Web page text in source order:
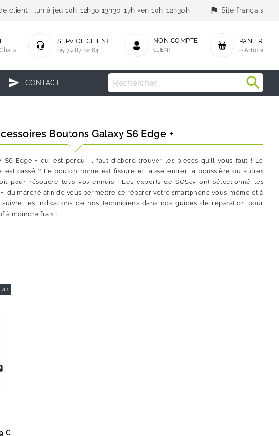
client : lun à jeu 10h-12h30 13h30-17h ven 10h-12h30h flag Site français
PANIER
0 Article
MON COMPTE
CLIENT
SERVICE CLIENT
05 79 87 02 64
send CONTACT
Boutons Galaxy S6 Edge +
S6 Edge + qui est perdu, il faut d'abord trouver les pièces qu'il vous faut ! Le
cassé ? Le bouton home est fissuré et laisse entrer la poussière ou autres
pour résoudre tous vos ennuis ! Les experts de SOSav ont sélectionné les
du marché afin de vous permettre de réparer votre smartphone vous-même et à
les indications de nos techniciens dans nos guides de réparation pour
à moindre frais !
RUPTURE DE STOCK
€